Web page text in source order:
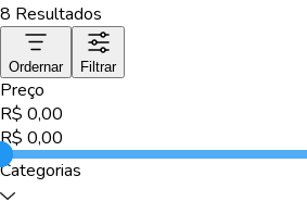
8 Resultados
Ordernar Filtrar
Preço
R$ 0,00
R$ 0,00
Categorias